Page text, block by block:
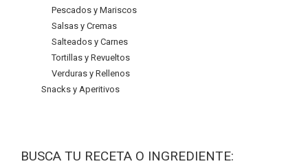
Pescados y Mariscos
Salsas y Cremas
Salteados y Carnes
Tortillas y Revueltos
Verduras y Rellenos
Snacks y Aperitivos
BUSCA TU RECETA O INGREDIENTE: